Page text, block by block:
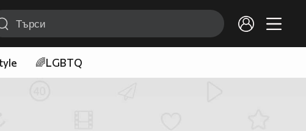
🌈LGBTQ